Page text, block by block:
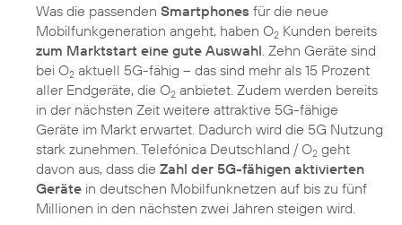
Was die passenden Smartphones für die neue
Mobilfunkgeneration angeht, haben O2 Kunden bereits
zum Marktstart eine gute Auswahl . Zehn Geräte sind
bei O2 aktuell 5G-fähig – das sind mehr als 15 Prozent
aller Endgeräte, die O2 anbietet. Zudem werden bereits
in der nächsten Zeit weitere attraktive 5G-fähige
Geräte im Markt erwartet. Dadurch wird die 5G Nutzung
stark zunehmen. Telefónica Deutschland / O2 geht
davon aus, dass die Zahl der 5G-fähigen aktivierten
Geräte in deutschen Mobilfunknetzen auf bis zu fünf
Millionen in den nächsten zwei Jahren steigen wird.